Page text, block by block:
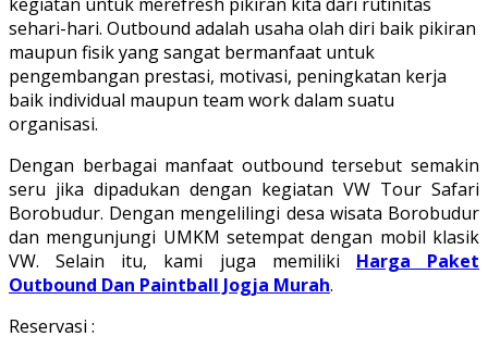
sehari-hari. Outbound adalah usaha olah diri baik pikiran
maupun fisik yang sangat bermanfaat untuk
pengembangan prestasi, motivasi, peningkatan kerja
baik individual maupun team work dalam suatu
organisasi.
Dengan berbagai manfaat outbound tersebut semakin
seru jika dipadukan dengan kegiatan VW Tour Safari
Borobudur. Dengan mengelilingi desa wisata Borobudur
dan mengunjungi UMKM setempat dengan mobil klasik
VW. Selain itu, kami juga memiliki Harga Paket
Outbound Dan Paintball Jogja Murah.
Reservasi :